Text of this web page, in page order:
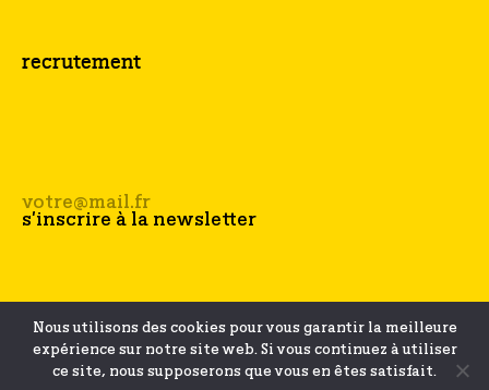
recrutement
Nous utilisons des cookies pour vous garantir la meilleure
expérience sur notre site web. Si vous continuez à utiliser
ce site, nous supposerons que vous en êtes satisfait.